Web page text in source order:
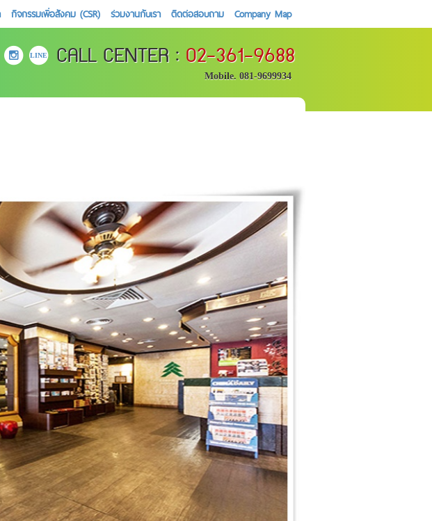
กิจกรรมเพื่อสังคม (CSR) ร่วมงานกับเรา ติดต่อสอบถาม Company Map
LINE CALL CENTER : 02-361-9688
Mobile. 081-9699934